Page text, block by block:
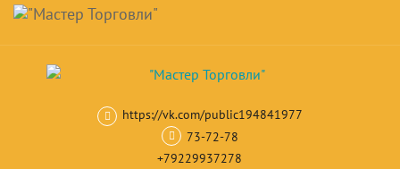
Skip
main
content
Навигация
https://vk.com/public194841977
73-72-78
+79229937278
Корзина товар(ов)
Камеры, холодильные машины